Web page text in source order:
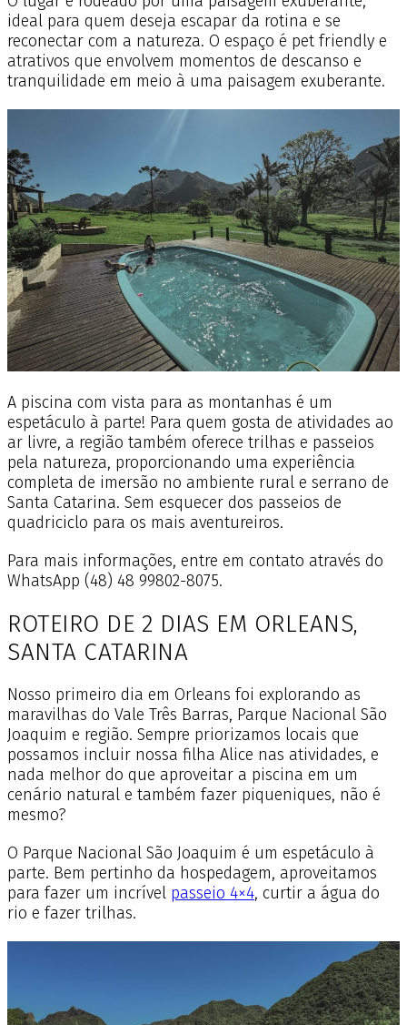
ideal para quem deseja escapar da rotina e se
reconectar com a natureza. O espaço é pet friendly e
atrativos que envolvem momentos de descanso e
tranquilidade em meio à uma paisagem exuberante.
A piscina com vista para as montanhas é um
espetáculo à parte! Para quem gosta de atividades ao
ar livre, a região também oferece trilhas e passeios
pela natureza, proporcionando uma experiência
completa de imersão no ambiente rural e serrano de
Santa Catarina. Sem esquecer dos passeios de
quadriciclo para os mais aventureiros.
Para mais informações, entre em contato através do
WhatsApp (48) 48 99802-8075.
ROTEIRO DE 2 DIAS EM ORLEANS,
SANTA CATARINA
Nosso primeiro dia em Orleans foi explorando as
maravilhas do Vale Três Barras, Parque Nacional São
Joaquim e região. Sempre priorizamos locais que
possamos incluir nossa filha Alice nas atividades, e
nada melhor do que aproveitar a piscina em um
cenário natural e também fazer piqueniques, não é
mesmo?
O Parque Nacional São Joaquim é um espetáculo à
parte. Bem pertinho da hospedagem, aproveitamos
para fazer um incrível passeio 4×4, curtir a água do
rio e fazer trilhas.